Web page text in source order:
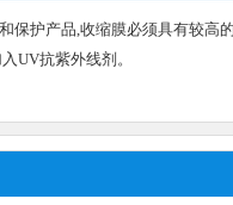
护产品,收缩膜必须具有较高
UV抗紫外线剂。